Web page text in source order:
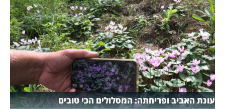
עונת האביב ופריחתה: המסלולים הכי טובים